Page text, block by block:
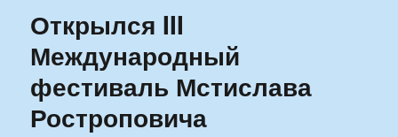
Открылся III
Международный
фестиваль Мстислава
Ростроповича